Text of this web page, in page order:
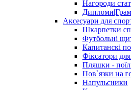
Нагороди
Аксесуари для
Шкарпетки
Футбольні
Капитанскі
Фіксатори
Пляшки -
Пов`язки на
Напульсники